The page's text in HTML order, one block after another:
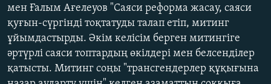
360p 480p
1080p
480p
1080p
мен Ғалым Ағелеуов "Саяси реформа жасау, саяси
қуғын-сүргінді тоқтатуды талап етіп, митинг
ұйымдастырды. Әкім келісім берген митингіге
әртүрлі саяси топтардың өкілдері мен белсенділер
қатысты. Митинг соңы "трансгендерлер құқығына